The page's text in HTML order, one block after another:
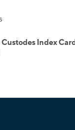
Index